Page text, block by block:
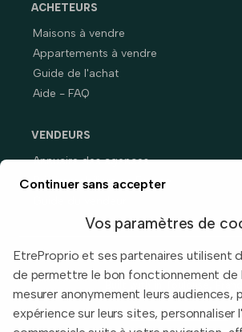
ACHETEURS
Maisons à vendre
Appartements à vendre
Guide de l'achat
Aide - FAQ
VENDEURS
Annuaire des agences
Prix immobiliers en France
Informations légales
Continuer sans accepter
Vos paramètres de
EtreProprio et ses partenaires utilisent
de permettre le bon fonctionnement de
mesurer anonymement leurs audiences,
expérience sur leurs sites, personnaliser